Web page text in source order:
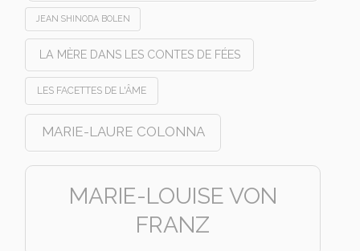
JEAN SHINODA BOLEN
LA MÈRE DANS LES CONTES DE FÉES
LES FACETTES DE L'ÂME
MARIE-LAURE COLONNA
MARIE-LOUISE VON
FRANZ